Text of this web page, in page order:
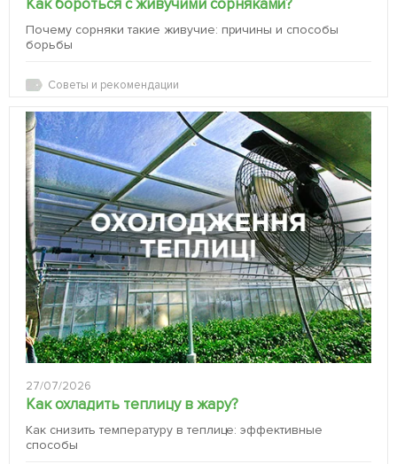
Как бороться с живучими сорняками?
Почему сорняки такие живучие: причины и способы
борьбы
Советы и рекомендации
27/07/2026
Как охладить теплицу в жару?
Как снизить температуру в теплице: эффективные
способы